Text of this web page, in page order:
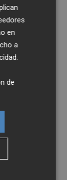
de la
de
aún no
sus
a la
cobro",
en
a
.
de